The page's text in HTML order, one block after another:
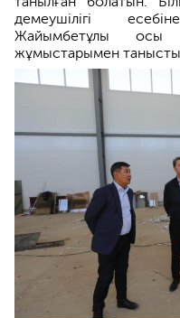
демеушілігі
Жайымбетұлы осы
жұмыстарымен